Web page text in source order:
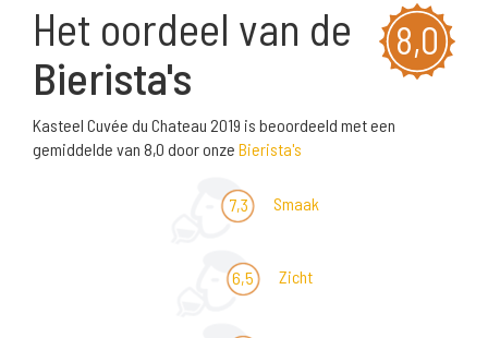
8,0
Het oordeel van de
Bierista's
Kasteel Cuvée du Chateau 2019 is beoordeeld met een
gemiddelde van 8,0 door onze Bierista's
7,3 Smaak
6,5 Zicht